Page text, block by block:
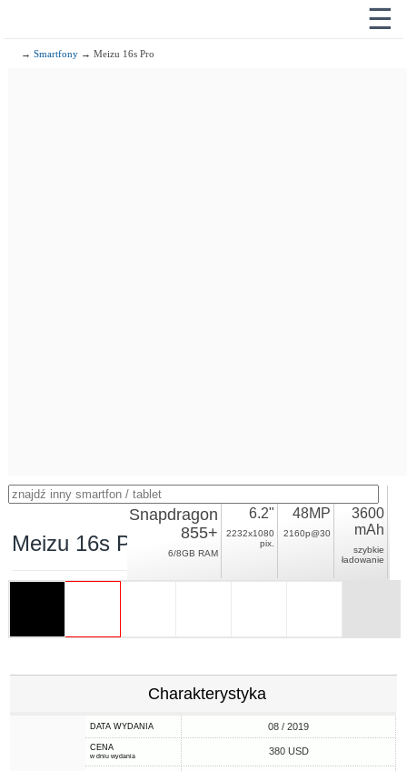
☰
→Smartfony → Meizu 16s Pro
Meizu 16s Pro
Snapdragon
855+
6/8GB RAM
6.2"
2232x1080
pix.
48MP
2160p@30
3600
mAh
szybkie
ładowanie
Charakterystyka
DATA WYDANIA 08 / 2019
CENA
w dniu wydania 380 USD